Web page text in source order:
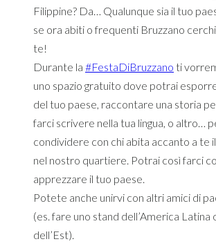
Filippine? Da… Qualunque sia il tuo
se ora abiti o frequenti Bruzzano
te!
Durante la #FestaDiBruzzano ti
uno spazio gratuito dove potrai
del tuo paese, raccontare una storia
farci scrivere nella tua lingua, o altro…
condividere con chi abita accanto a te il
nel nostro quartiere. Potrai così farci
apprezzare il tuo paese.
Potete anche unirvi con altri amici di
(es. fare uno stand dell’America Latina
dell’Est).